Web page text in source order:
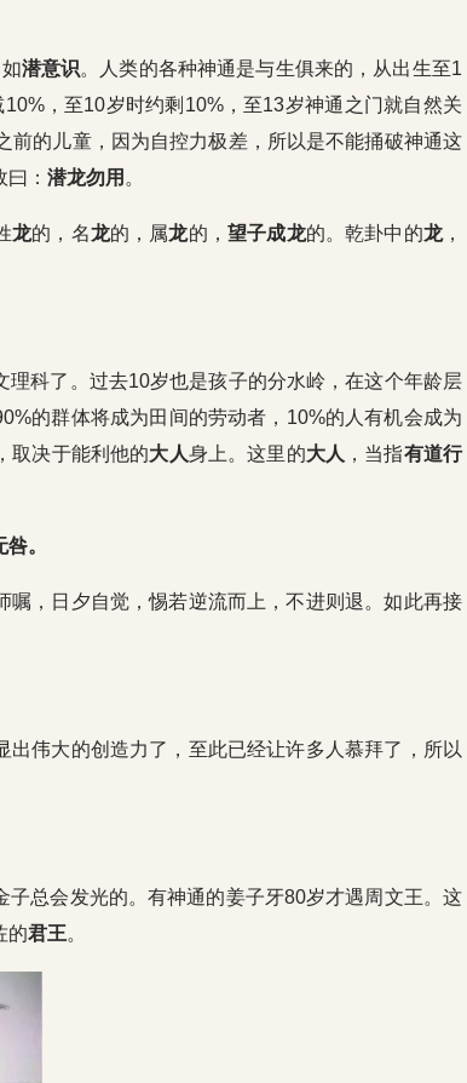
潜意识。人类的各种神通是与生俱来的，从出生至1
，至10岁时约剩10%，至13岁神通之门就自然关
前的儿童，因为自控力极差，所以是不能捅破神通这
： 潜龙勿用 。
龙的，名龙的，属龙的，望子成龙的。乾卦中的龙，
科了。过去10岁也是孩子的分水岭，在这个年龄层
的群体将成为田间的劳动者，10%的人有机会成为
取决于能利他的大人身上。这里的大人 ，当指有道行
。
嘱，日夕自觉，惕若逆流而上，不进则退。如此再接
伟大的创造力了，至此已经让许多人慕拜了，所以
子总会发光的。有神通的姜子牙80岁才遇周文王。这
的君王。